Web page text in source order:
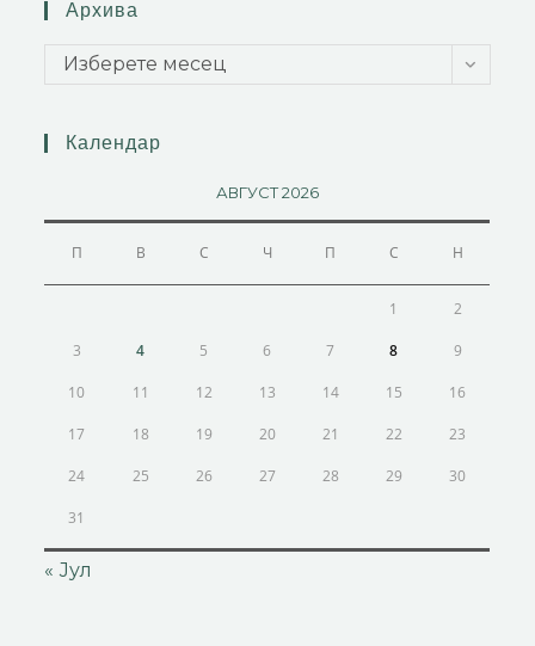
Архива
Изберете месец
Календар
АВГУСТ 2026
П В С Ч П С Н
1 2
3 4 5 6 7 8 9
10 11 12 13 14 15 16
17 18 19 20 21 22 23
24 25 26 27 28 29 30
31
« Јул